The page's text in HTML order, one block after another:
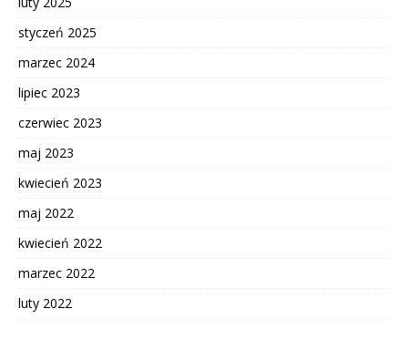
styczeń 2025
marzec 2024
lipiec 2023
czerwiec 2023
maj 2023
kwiecień 2023
maj 2022
kwiecień 2022
marzec 2022
luty 2022